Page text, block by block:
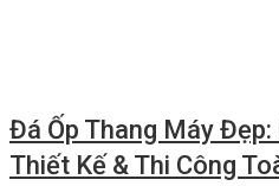
Đá Ốp Thang Máy Đẹp:
Thiết Kế & Thi Công